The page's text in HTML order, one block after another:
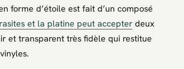
forme d’étoile est fait d’un composé
et la platine peut accepter deux
et transparent très fidèle qui restitue